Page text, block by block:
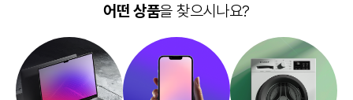
어떤 상품을 찾으시나요?